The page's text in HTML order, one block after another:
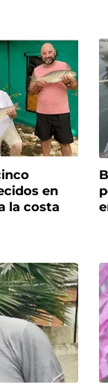
en
la costa